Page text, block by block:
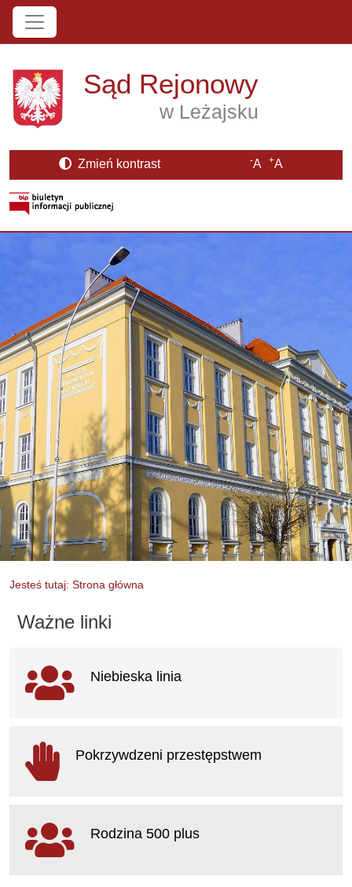
Przejdź do treści
Sąd Rejonowy
w Leżajsku
Zmień kontrast -A +A
Strona BIP otwiera się w nowym oknie
Jesteś tutaj: Strona główna
Ważne linki
Ważne linki
Niebieska linia
Pokrzywdzeni przestępstwem
Rodzina 500 plus